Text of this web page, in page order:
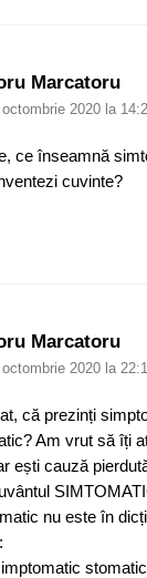
Marcatoru
2020 la
ce înseamnă
cuvinte?
Marcatoru
2020 la
că prezinți
Am vrut să îți
ești cauză
nu este în
stomatic